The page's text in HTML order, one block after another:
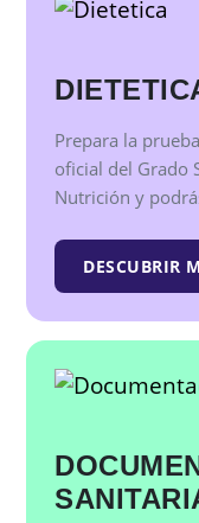
Prepara la
oficial del Grado
Nutrición y
DESCUBRIR